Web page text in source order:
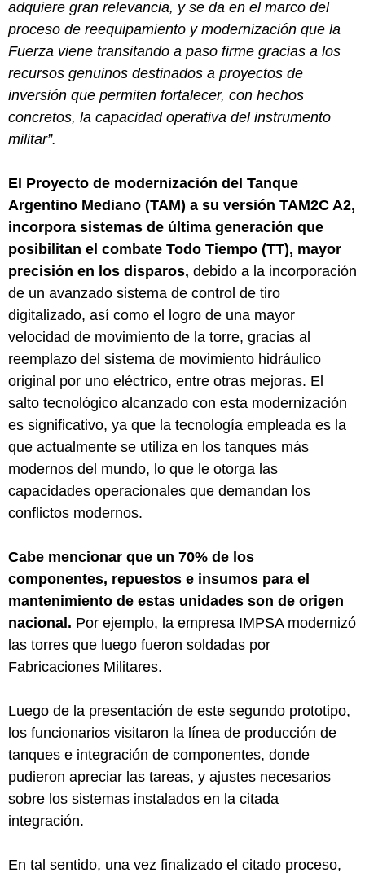
adquiere gran relevancia, y se da en el marco del
proceso de reequipamiento y modernización que la
Fuerza viene transitando a paso firme gracias a los
recursos genuinos destinados a proyectos de
inversión que permiten fortalecer, con hechos
concretos, la capacidad operativa del instrumento
militar”.
El Proyecto de modernización del Tanque
Argentino Mediano (TAM) a su versión TAM2C A2,
incorpora sistemas de última generación que
posibilitan el combate Todo Tiempo (TT), mayor
precisión en los disparos, debido a la incorporación
de un avanzado sistema de control de tiro
digitalizado, así como el logro de una mayor
velocidad de movimiento de la torre, gracias al
reemplazo del sistema de movimiento hidráulico
original por uno eléctrico, entre otras mejoras. El
salto tecnológico alcanzado con esta modernización
es significativo, ya que la tecnología empleada es la
que actualmente se utiliza en los tanques más
modernos del mundo, lo que le otorga las
capacidades operacionales que demandan los
conflictos modernos.
Cabe mencionar que un 70% de los
componentes, repuestos e insumos para el
mantenimiento de estas unidades son de origen
nacional. Por ejemplo, la empresa IMPSA modernizó
las torres que luego fueron soldadas por
Fabricaciones Militares.
Luego de la presentación de este segundo prototipo,
los funcionarios visitaron la línea de producción de
tanques e integración de componentes, donde
pudieron apreciar las tareas, y ajustes necesarios
sobre los sistemas instalados en la citada
integración.
En tal sentido, una vez finalizado el citado proceso,